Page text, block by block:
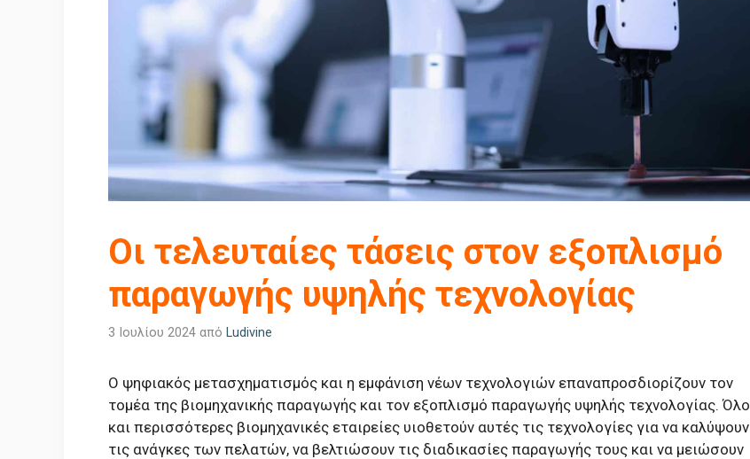
Οι τελευταίες τάσεις στον εξοπλισμό
παραγωγής υψηλής τεχνολογίας
3 Ιουλίου 2024 από Ludivine
Ο ψηφιακός μετασχηματισμός και η εμφάνιση νέων τεχνολογιών επαναπροσδιορίζουν τον
τομέα της βιομηχανικής παραγωγής και τον εξοπλισμό παραγωγής υψηλής τεχνολογίας. Όλο
και περισσότερες βιομηχανικές εταιρείες υιοθετούν αυτές τις τεχνολογίες για να καλύψουν
τις ανάγκες των πελατών, να βελτιώσουν τις διαδικασίες παραγωγής τους και να μειώσουν